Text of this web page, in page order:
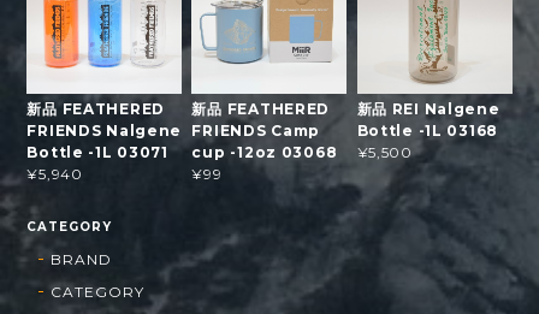
新品 FEATHERED
FRIENDS Nalgene
Bottle -1L 03071
¥5,940
新品 FEATHERED
FRIENDS Camp
cup -12oz 03068
¥99
新品 REI Nalgene
Bottle -1L 03168
¥5,500
CATEGORY
BRAND
CATEGORY